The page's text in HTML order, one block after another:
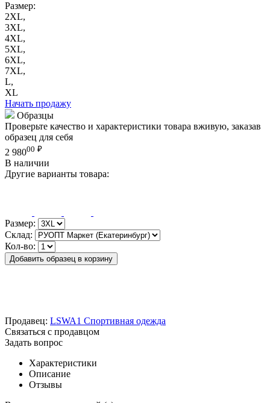
Размер:
2XL,
3XL,
4XL,
5XL,
6XL,
7XL,
L,
XL
Начать продажу
Образцы
Проверьте качество и характеристики товара вживую, заказав
образец для себя
2 98000 ₽
В наличии
Другие варианты товара:
Размер:
Склад:
Кол-во:
Добавить образец в корзину
Продавец: LSWA1 Спортивная одежда
Связаться с продавцом
Задать вопрос
Характеристики
Описание
Отзывы